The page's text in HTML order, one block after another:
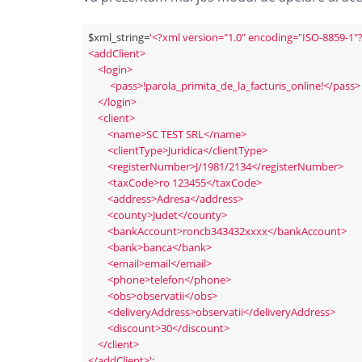
$xml_string='<?xml version="1.0" encoding="ISO-8859-
<addClient>
    <login>
         <pass>!parola_primita_de_la_facturis_online!</pass>
    </login>
    <client>
        <name>SC TEST SRL</name>
        <clientType>Juridica</clientType>
        <registerNumber>J/1981/2134</registerNumber>
        <taxCode>ro 123455</taxCode>
        <address>Adresa</address>
        <county>Judet</county>
        <bankAccount>roncb343432xxxx</bankAccount>
        <bank>banca</bank>
        <email>email</email>
        <phone>telefon</phone>
        <obs>observatii</obs>
        <deliveryAddress>observatii</deliveryAddress>
        <discount>30</discount>
    </client>